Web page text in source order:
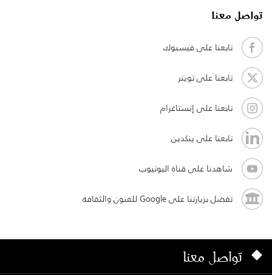
تواصل معنا
تابعنا على فيسبوك
تابعنا على تويتر
تابعنا على إنستاغرام
تابعنا على ينكدين
شاهدنا على قناة اليوتيوب
تفضل بزيارتنا على Google للفنون والثقافة
تواصل معنا